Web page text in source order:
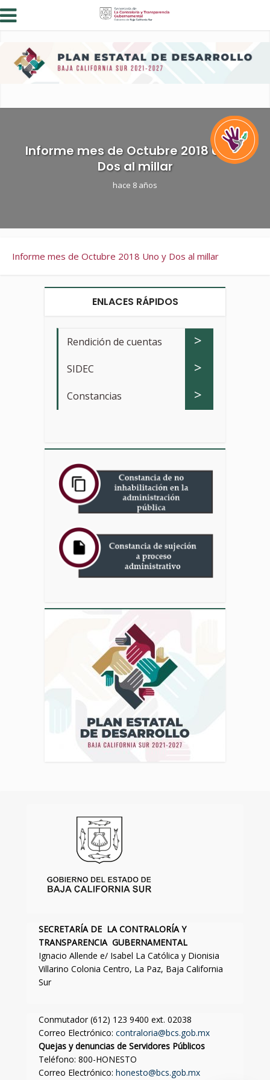
Informe mes de Octubre 2018 Uno y
Dos al millar
hace 8 años
Informe mes de Octubre 2018 Uno y Dos al millar
ENLACES RÁPIDOS
Rendición de cuentas >
SIDEC >
Constancias >
SECRETARÍA DE LA CONTRALORÍA Y
TRANSPARENCIA GUBERNAMENTAL
Ignacio Allende e/ Isabel La Católica y Dionisia
Villarino Colonia Centro, La Paz, Baja California
Sur
Conmutador (612) 123 9400 ext. 02038
Correo Electrónico: contraloria@bcs.gob.mx
Quejas y denuncias de Servidores Públicos
Teléfono: 800-HONESTO
Correo Electrónico: honesto@bcs.gob.mx